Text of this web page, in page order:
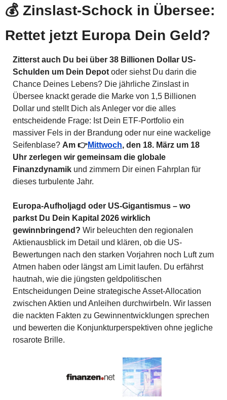
💰 Zinslast-Schock in Übersee:
Rettet jetzt Europa Dein Geld?
Zitterst auch Du bei über 38 Billionen Dollar US-
Schulden um Dein Depot oder siehst Du darin die
Chance Deines Lebens? Die jährliche Zinslast in
Übersee knackt gerade die Marke von 1,5 Billionen
Dollar und stellt Dich als Anleger vor die alles
entscheidende Frage: Ist Dein ETF-Portfolio ein
massiver Fels in der Brandung oder nur eine wackelige
Seifenblase? Am 👉Mittwoch, den 18. März um 18
Uhr zerlegen wir gemeinsam die globale
Finanzdynamik und zimmern Dir einen Fahrplan für
dieses turbulente Jahr.
Europa-Aufholjagd oder US-Gigantismus – wo
parkst Du Dein Kapital 2026 wirklich
gewinnbringend? Wir beleuchten den regionalen
Aktienausblick im Detail und klären, ob die US-
Bewertungen nach den starken Vorjahren noch Luft zum
Atmen haben oder längst am Limit laufen. Du erfährst
hautnah, wie die jüngsten geldpolitischen
Entscheidungen Deine strategische Asset-Allocation
zwischen Aktien und Anleihen durchwirbeln. Wir lassen
die nackten Fakten zu Gewinnentwicklungen sprechen
und bewerten die Konjunkturperspektiven ohne jegliche
rosarote Brille.